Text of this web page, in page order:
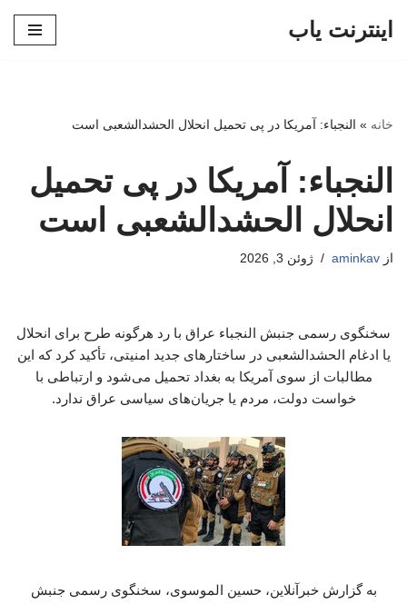
اینترنت یاب
خانه » النجباء: آمریکا در پی تحمیل انحلال الحشدالشعبی است
النجباء: آمریکا در پی تحمیل
انحلال الحشدالشعبی است
از aminkav ژوئن 3, 2026
سخنگوی رسمی جنبش النجباء عراق با رد هرگونه طرح برای انحلال
یا ادغام الحشدالشعبی در ساختارهای جدید امنیتی، تأکید کرد که این
مطالبات از سوی آمریکا به بغداد تحمیل می‌شود و ارتباطی با
خواست دولت، مردم یا جریان‌های سیاسی عراق ندارد.
به گزارش خبرآنلاین، حسین الموسوی، سخنگوی رسمی جنبش